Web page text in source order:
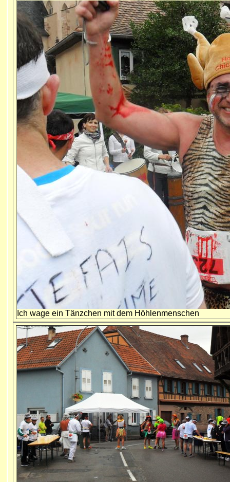
Ich wage ein Tänzchen mit dem Höhlenmenschen